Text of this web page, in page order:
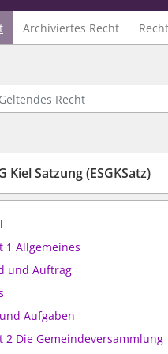
Archiviertes Recht
Recht
Kiel Satzung (ESGKSatz)
1 Allgemeines
und Auftrag
Aufgaben
2 Die Gemeindeversammlung